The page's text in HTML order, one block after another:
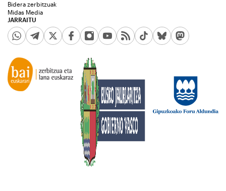
JARRAITU
Bidera zerbitzuak
Midas Media